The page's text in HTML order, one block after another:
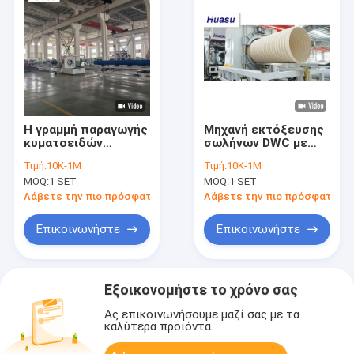
Η γραμμή παραγωγής
κυματοειδών
εύρος διαμέτρου
σωλήνων 32-1600
mm, σύστημα
ψύξη νερού υπό
πίεση για μπλοκ
Τιμή:10K-1M
MOQ:1 SET
Λάβετε την πιο πρόσφατη τιμή
Επικοινωνήστε
Μηχανή εκτόξευσης
σωλήνων DWC με
γραμμή παραγωγής
κυματοειδών
σωλήνων διπλής
Σχεδιασμός
εξοικονόμησης
Τιμή:10K-1M
MOQ:1 SET
Λάβετε την πιο πρόσφατη
Επικοινωνήστε
Εξοικονομήστε το χρόνο σας
Ας επικοινωνήσουμε μαζί σας με τα
καλύτερα προϊόντα.